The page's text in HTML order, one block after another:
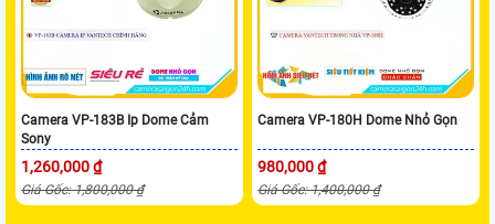
Camera VP-183B Ip Dome Cảm
Sony
1,260,000 ₫
Giá Gốc: 1,800,000 ₫
Camera VP-180H Dome Nhỏ Gọn
980,000 ₫
Giá Gốc: 1,400,000 ₫